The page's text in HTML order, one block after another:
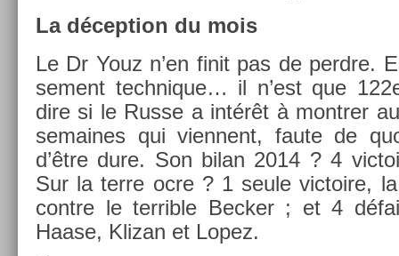
La décep­tion du mois
Le Dr Youz n’en finit pas de per­dre.
se­ment tech­nique… il n’est que
dire si le Russe a intérêt à montr­er
semaines qui vien­nent, faute de
d’être dure. Son bilan 2014 ? 4
Sur la terre ocre ? 1 seule vic­toire,
con­tre le ter­rible Be­ck­er ; et 4
Haase, Klizan et Lopez.